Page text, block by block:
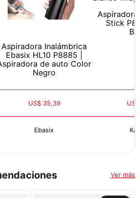
Aspiradora Inalámbrica
Ebasix HL10 P8885 |
de auto Color
Negro
Aspiradora
Stick
US$ 35,39
Ebasix
Ver más